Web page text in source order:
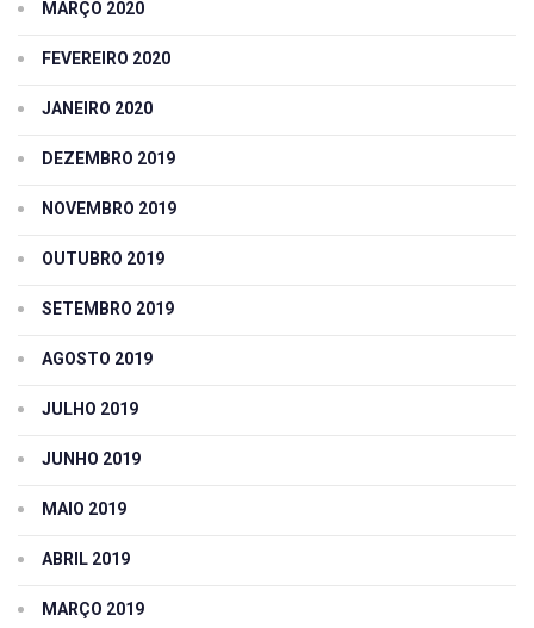
MARÇO 2020
FEVEREIRO 2020
JANEIRO 2020
DEZEMBRO 2019
NOVEMBRO 2019
OUTUBRO 2019
SETEMBRO 2019
AGOSTO 2019
JULHO 2019
JUNHO 2019
MAIO 2019
ABRIL 2019
MARÇO 2019